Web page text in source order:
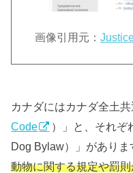
画像引用元：
カナダにはカナダ全土
Code
）」と、それぞ
Dog Bylaw）」があり
動物に関する規定や罰